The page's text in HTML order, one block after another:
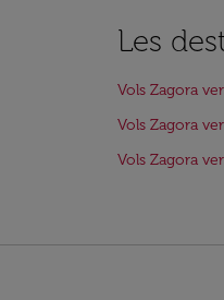
Les
Vols Zagora
Vols Zagora
Vols Zagora